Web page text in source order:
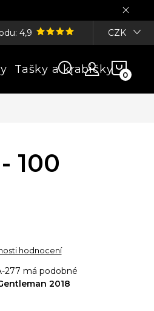
4,9 CZK
Tašky a krabičky
100
hodnocení
277 má podobné
2018